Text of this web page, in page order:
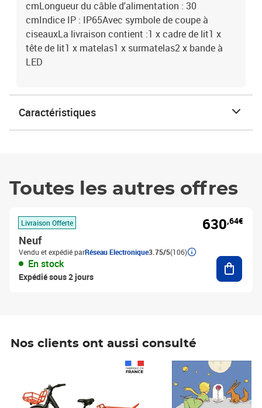
cmLongueur du câble d'alimentation : 30
cmIndice IP : IP65Avec symbole de coupe à
ciseauxLa livraison contient :1 x cadre de lit1 x
tête de lit1 x matelas1 x surmatelas2 x bande à
LED
Caractéristiques
Toutes les autres offres
Livraison Offerte
Neuf
Vendu et expédié parRéseau Electronique3.75/5(106)
En stock
Expédié sous 2 jours
630,64€
Nos clients ont aussi consulté
Prix 7,50€